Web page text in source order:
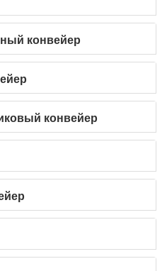
конвейер
конвейер